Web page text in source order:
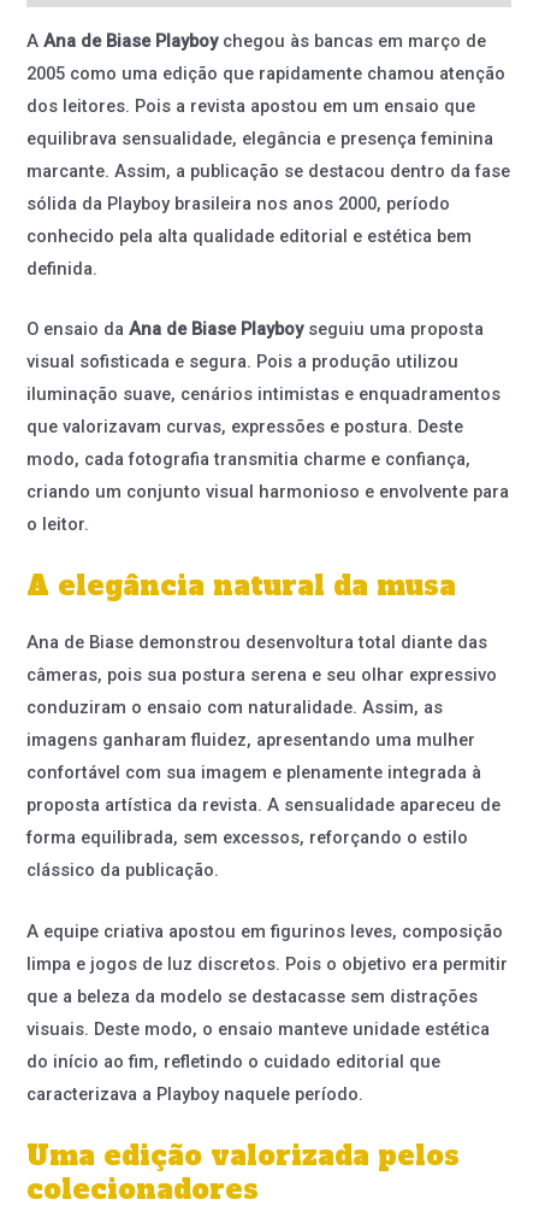
AAna de Biase Playboychegou às bancas em março de
2005 como uma edição que rapidamente chamou atenção
dos leitores. Pois a revista apostou em um ensaio que
equilibrava sensualidade, elegância e presença feminina
marcante. Assim, a publicação se destacou dentro da fase
sólida da Playboy brasileira nos anos 2000, período
conhecido pela alta qualidade editorial e estética bem
definida.
O ensaio daAna de Biase Playboyseguiu uma proposta
visual sofisticada e segura. Pois a produção utilizou
iluminação suave, cenários intimistas e enquadramentos
que valorizavam curvas, expressões e postura. Deste
modo, cada fotografia transmitia charme e confiança,
criando um conjunto visual harmonioso e envolvente para
o leitor.
A elegância natural da musa
Ana de Biase demonstrou desenvoltura total diante das
câmeras, pois sua postura serena e seu olhar expressivo
conduziram o ensaio com naturalidade. Assim, as
imagens ganharam fluidez, apresentando uma mulher
confortável com sua imagem e plenamente integrada à
proposta artística da revista. A sensualidade apareceu de
forma equilibrada, sem excessos, reforçando o estilo
clássico da publicação.
A equipe criativa apostou em figurinos leves, composição
limpa e jogos de luz discretos. Pois o objetivo era permitir
que a beleza da modelo se destacasse sem distrações
visuais. Deste modo, o ensaio manteve unidade estética
do início ao fim, refletindo o cuidado editorial que
caracterizava a Playboy naquele período.
Uma edição valorizada pelos
colecionadores